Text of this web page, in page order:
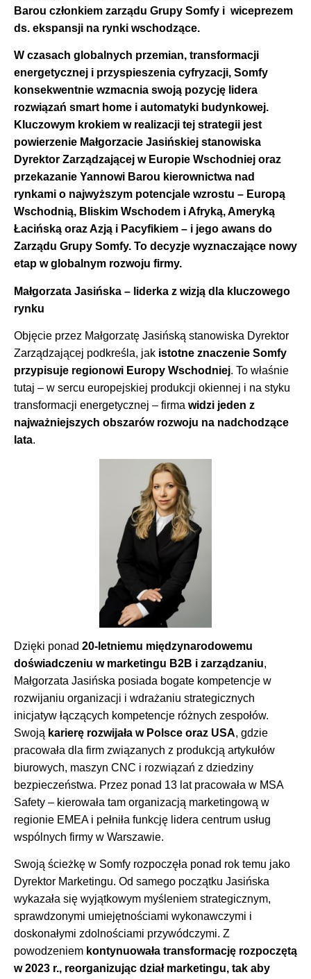
Barou członkiem zarządu Grupy Somfy i wiceprezem
ds. ekspansji na rynki wschodzące.
W czasach globalnych przemian, transformacji
energetycznej i przyspieszenia cyfryzacji, Somfy
konsekwentnie wzmacnia swoją pozycję lidera
rozwiązań smart home i automatyki budynkowej.
Kluczowym krokiem w realizacji tej strategii jest
powierzenie Małgorzacie Jasińskiej stanowiska
Dyrektor Zarządzającej w Europie Wschodniej oraz
przekazanie Yannowi Barou kierownictwa nad
rynkami o najwyższym potencjale wzrostu – Europą
Wschodnią, Bliskim Wschodem i Afryką, Ameryką
Łacińską oraz Azją i Pacyfikiem – i jego awans do
Zarządu Grupy Somfy. To decyzje wyznaczające nowy
etap w globalnym rozwoju firmy.
Małgorzata Jasińska – liderka z wizją dla kluczowego
rynku
Objęcie przez Małgorzatę Jasińską stanowiska Dyrektor
Zarządzającej podkreśla, jak istotne znaczenie Somfy
przypisuje regionowi Europy Wschodniej. To właśnie
tutaj – w sercu europejskiej produkcji okiennej i na styku
transformacji energetycznej – firma widzi jeden z
najważniejszych obszarów rozwoju na nadchodzące
lata.
Dzięki ponad 20-letniemu międzynarodowemu
doświadczeniu w marketingu B2B i zarządzaniu,
Małgorzata Jasińska posiada bogate kompetencje w
rozwijaniu organizacji i wdrażaniu strategicznych
inicjatyw łączących kompetencje różnych zespołów.
Swoją karierę rozwijała w Polsce oraz USA, gdzie
pracowała dla firm związanych z produkcją artykułów
biurowych, maszyn CNC i rozwiązań z dziedziny
bezpieczeństwa. Przez ponad 13 lat pracowała w MSA
Safety – kierowała tam organizacją marketingową w
regionie EMEA i pełniła funkcję lidera centrum usług
wspólnych firmy w Warszawie.
Swoją ścieżkę w Somfy rozpoczęła ponad rok temu jako
Dyrektor Marketingu. Od samego początku Jasińska
wykazała się wyjątkowym myśleniem strategicznym,
sprawdzonymi umiejętnościami wykonawczymi i
doskonałymi zdolnościami przywódczymi. Z
powodzeniem kontynuowała transformację rozpoczętą
w 2023 r., reorganizując dział marketingu, tak aby